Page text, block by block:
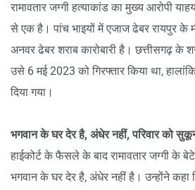
रामावतार जग्गी हत्याकांड का मुख्य आरोपी
से एक है। पांच भाइयों में एजाज ढेबर रायपुर के
अनवर ढेबर शराब कारोबारी है। छत्तीसगढ़ के
उसे 6 मई 2023 को गिरफ्तार किया था,
दिया गया।
भगवान के घर देर है, अंधेर नहीं, परिवार को
हाईकोर्ट के फैसले के बाद रामावतार जग्गी के
भगवान के घर देर है, अंधेर नहीं है। उन्होंने